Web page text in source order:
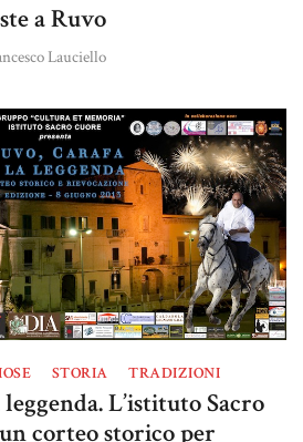
a Ruvo
Lauciello
STORIA TRADIZIONI
L’istituto Sacro
corteo storico per